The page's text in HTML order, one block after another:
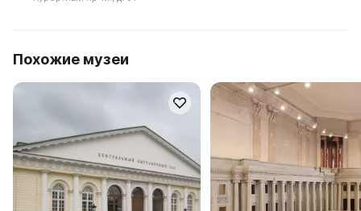
Похожие музеи